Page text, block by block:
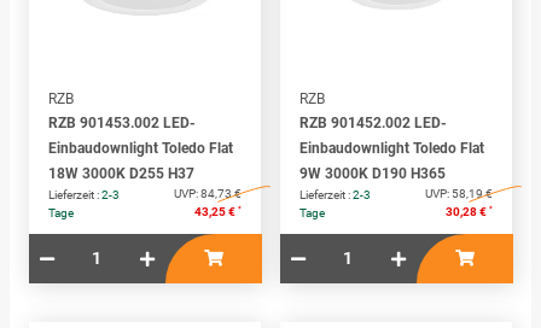
RZB
RZB 901453.002 LED-
Einbaudownlight Toledo Flat
18W 3000K D255 H37
Lieferzeit :2-3
Tage
UVP:84,73 €
43,25 € *
RZB
RZB 901452.002 LED-
Einbaudownlight Toledo Flat
9W 3000K D190 H365
Lieferzeit :2-3
Tage
UVP: 58,19 €
30,28 € *